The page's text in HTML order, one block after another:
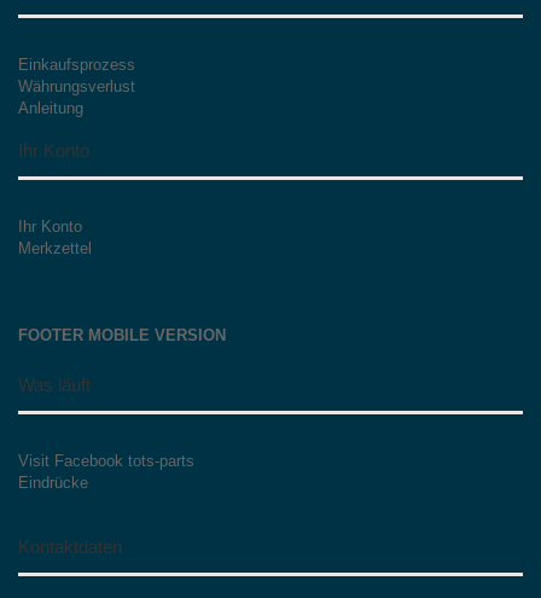
Einkaufsprozess
Währungsverlust
Anleitung
Ihr Konto
Ihr Konto
Merkzettel
FOOTER MOBILE VERSION
Was läuft
Visit Facebook tots-parts
Eindrücke
Kontaktdaten